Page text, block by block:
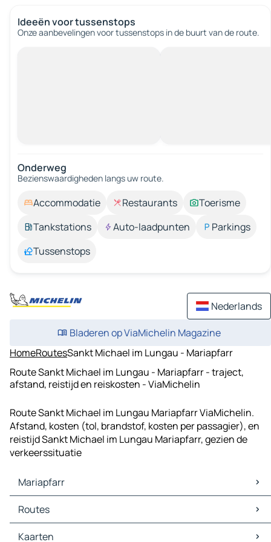
Ideeën voor tussenstops
Onze aanbevelingen voor tussenstops in de buurt van de route.
Onderweg
Bezienswaardigheden langs uw route.
Accommodatie Restaurants
Toerisme
Tankstations
Auto-laadpunten
Parkings
Tussenstops
Nederlands
Bladeren op ViaMichelin Magazine
HomeRoutesSankt Michael im Lungau - Mariapfarr
Route Sankt Michael im Lungau - Mariapfarr - traject,
afstand, reistijd en reiskosten - ViaMichelin
Route Sankt Michael im Lungau Mariapfarr ViaMichelin.
Afstand, kosten (tol, brandstof, kosten per passagier), en
reistijd Sankt Michael im Lungau Mariapfarr, gezien de
verkeerssituatie
Mariapfarr
Mariapfarr Kaarten
Mariapfarr Verkeer
Mariapfarr Hotels
Routes
Routes Mariapfarr - Tamsweg
Kaarten